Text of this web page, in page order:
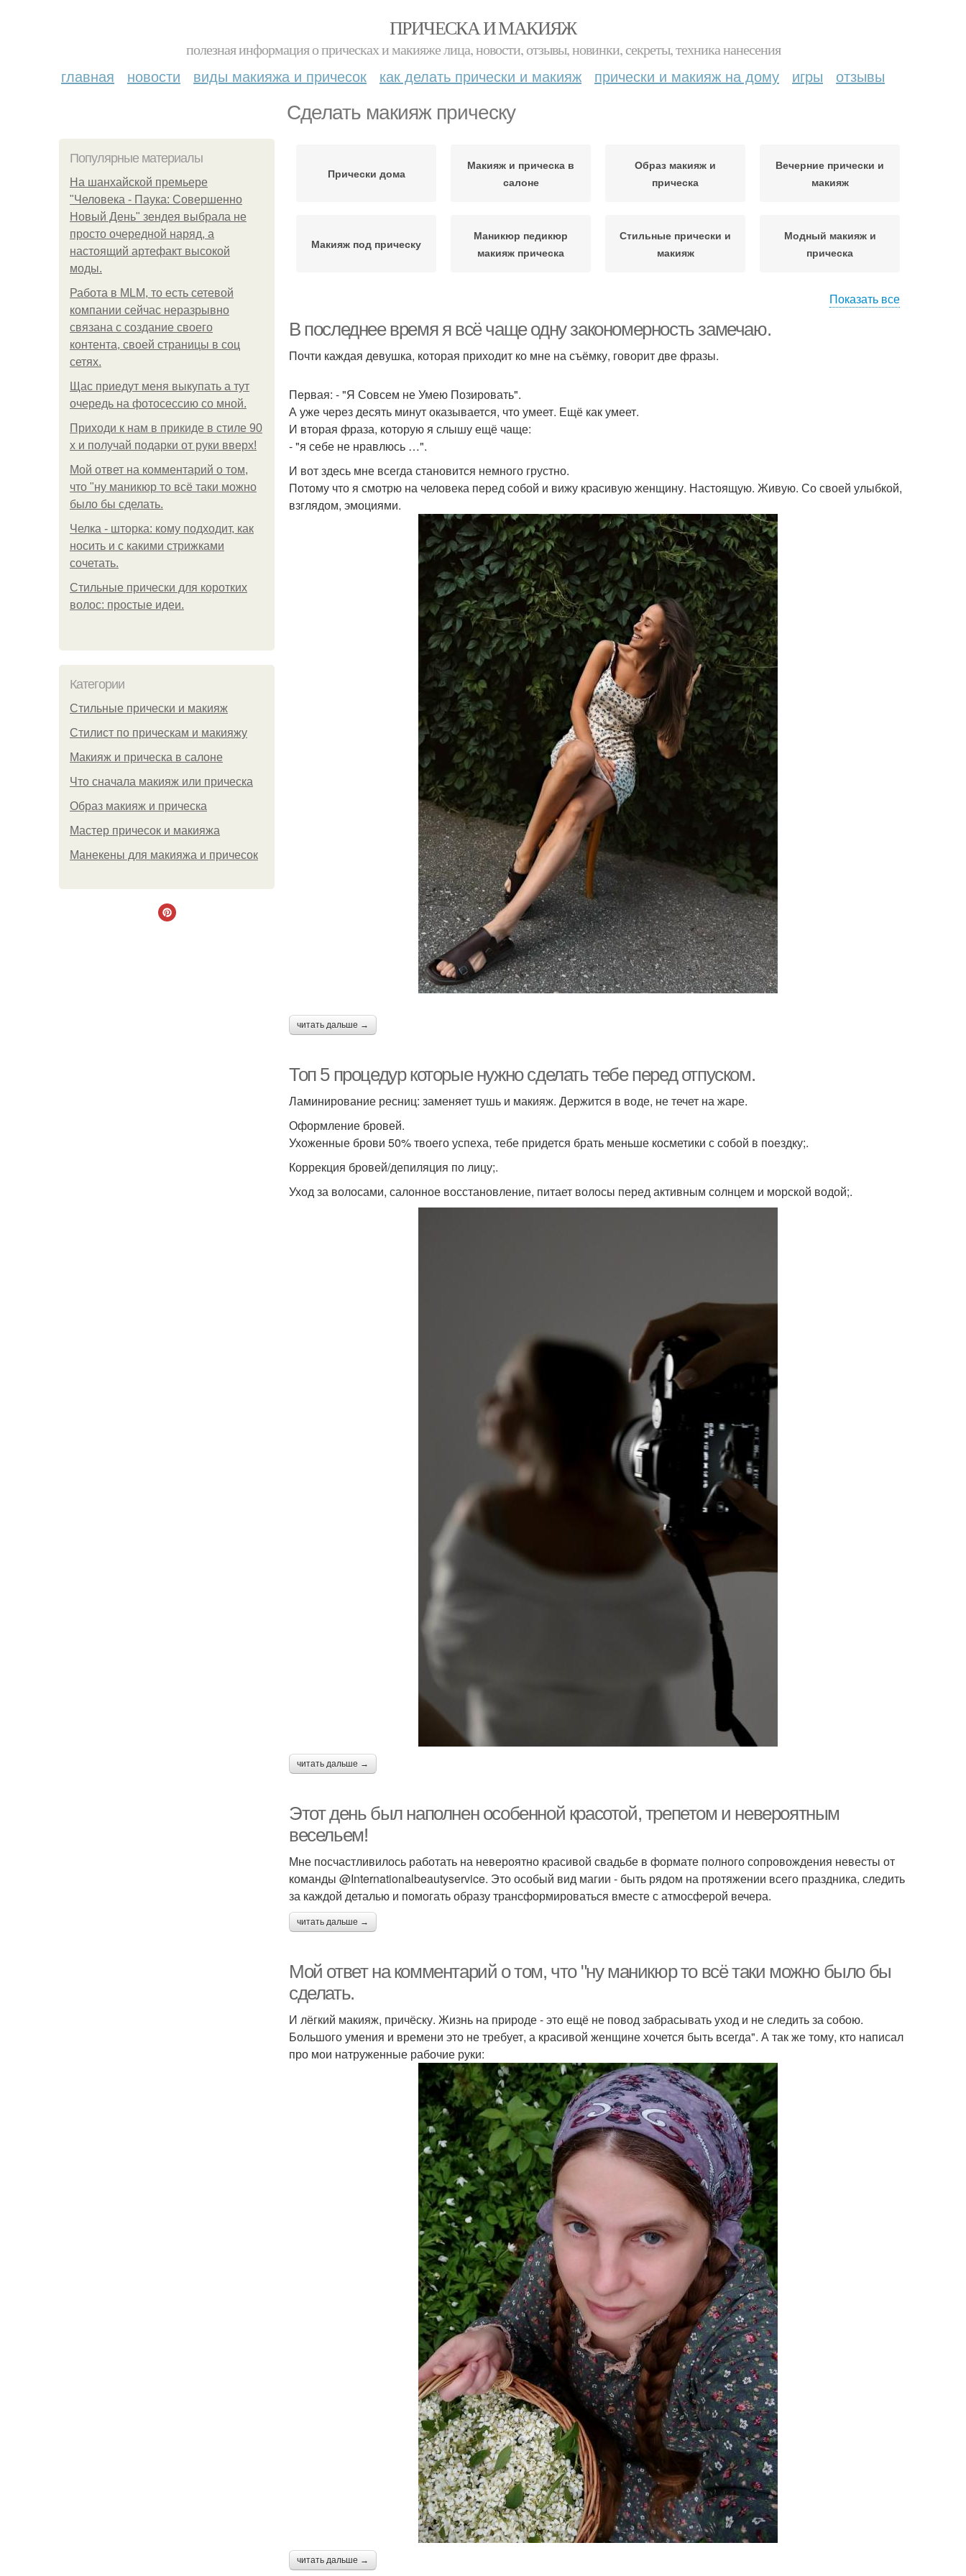
ПРИЧЕСКА И МАКИЯЖ
полезная информация о прическах и макияже лица, новости, отзывы, новинки, секреты, техника нанесения
главная новости виды макияжа и причесок как делать прически и макияж прически и макияж на дому игры отзывы
Сделать макияж прическу
Популярные материалы
На шанхайской премьере
"Человека - Паука: Совершенно
Новый День" зендея выбрала не
просто очередной наряд, а
настоящий артефакт высокой
моды.
Работа в MLM, то есть сетевой
компании сейчас неразрывно
связана с создание своего
контента, своей страницы в соц
сетях.
Щас приедут меня выкупать а тут
очередь на фотосессию со мной.
Приходи к нам в прикиде в стиле 90
х и получай подарки от руки вверх!
Мой ответ на комментарий о том,
что "ну маникюр то всё таки можно
было бы сделать.
Челка - шторка: кому подходит, как
носить и с какими стрижками
сочетать.
Стильные прически для коротких
волос: простые идеи.
Категории
Стильные прически и макияж
Стилист по прическам и макияжу
Макияж и прическа в салоне
Что сначала макияж или прическа
Образ макияж и прическа
Мастер причесок и макияжа
Манекены для макияжа и причесок
Прически дома
Макияж и прическа в
салоне
Образ макияж и
прическа
Вечерние прически и
макияж
Макияж под прическу
Маникюр педикюр
макияж прическа
Стильные прически и
макияж
Модный макияж и
прическа
макияжа онлайн
макияжу
макияж
Показать все
В последнее время я всё чаще одну закономерность замечаю.
Почти каждая девушка, которая приходит ко мне на съёмку, говорит две фразы.
Первая: - "Я Совсем не Умею Позировать".
А уже через десять минут оказывается, что умеет. Ещё как умеет.
И вторая фраза, которую я слышу ещё чаще:
- "я себе не нравлюсь …".
И вот здесь мне всегда становится немного грустно.
Потому что я смотрю на человека перед собой и вижу красивую женщину. Настоящую. Живую. Со своей улыбкой,
взглядом, эмоциями.
читать дальше →
Топ 5 процедур которые нужно сделать тебе перед отпуском.
Ламинирование ресниц: заменяет тушь и макияж. Держится в воде, не течет на жаре.
Оформление бровей.
Ухоженные брови 50% твоего успеха, тебе придется брать меньше косметики с собой в поездку;.
Коррекция бровей/депиляция по лицу;.
Уход за волосами, салонное восстановление, питает волосы перед активным солнцем и морской водой;.
читать дальше →
Этот день был наполнен особенной красотой, трепетом и невероятным
весельем!
Мне посчастливилось работать на невероятно красивой свадьбе в формате полного сопровождения невесты от
команды @Internationalbeautyservice. Это особый вид магии - быть рядом на протяжении всего праздника, следить
за каждой деталью и помогать образу трансформироваться вместе с атмосферой вечера.
читать дальше →
Мой ответ на комментарий о том, что "ну маникюр то всё таки можно было бы
сделать.
И лёгкий макияж, причёску. Жизнь на природе - это ещё не повод забрасывать уход и не следить за собою.
Большого умения и времени это не требует, а красивой женщине хочется быть всегда". А так же тому, кто написал
про мои натруженные рабочие руки:
читать дальше →